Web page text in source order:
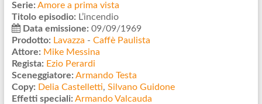
Serie: Amore a prima vista
Titolo episodio: L’incendio
Data emissione: 09/09/1969
Prodotto: Lavazza - Caffè Paulista
Attore: Mike Messina
Regista: Ezio Perardi
Sceneggiatore: Armando Testa
Copy: Delia Castelletti, Silvano Guidone
Effetti speciali: Armando Valcauda